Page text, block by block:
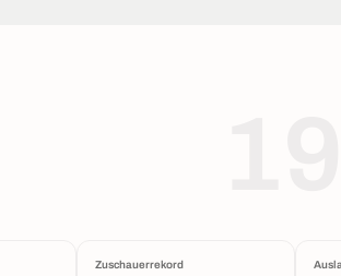
Zuschauerrekord